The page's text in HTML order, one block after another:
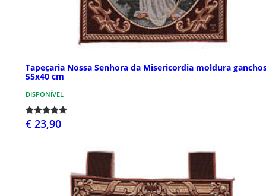
Tapeçaria Nossa Senhora da Misericordia moldura
55x40 cm
DISPONÍVEL
€ 23,90